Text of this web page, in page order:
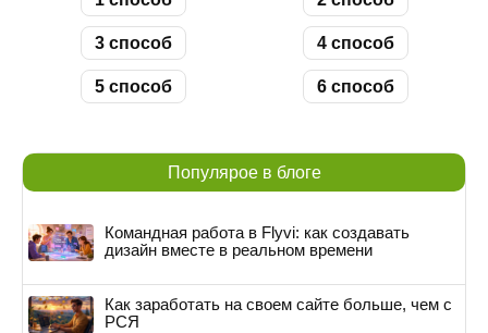
3 способ 4 способ
5 способ 6 способ
Популярое в блоге
Командная работа в Flyvi: как создавать
дизайн вместе в реальном времени
Как заработать на своем сайте больше, чем с
РСЯ